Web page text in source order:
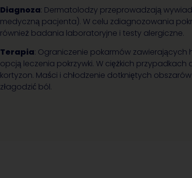
Diagnoza: Dermatolodzy przeprowadzają
medyczną pacjenta). W celu zdiagnozowania
również badania laboratoryjne i testy alergiczne.
Terapia: Ograniczenie pokarmów zawierających
opcją leczenia pokrzywki. W ciężkich
kortyzon. Maści i chłodzenie dotkniętych
złagodzić ból.